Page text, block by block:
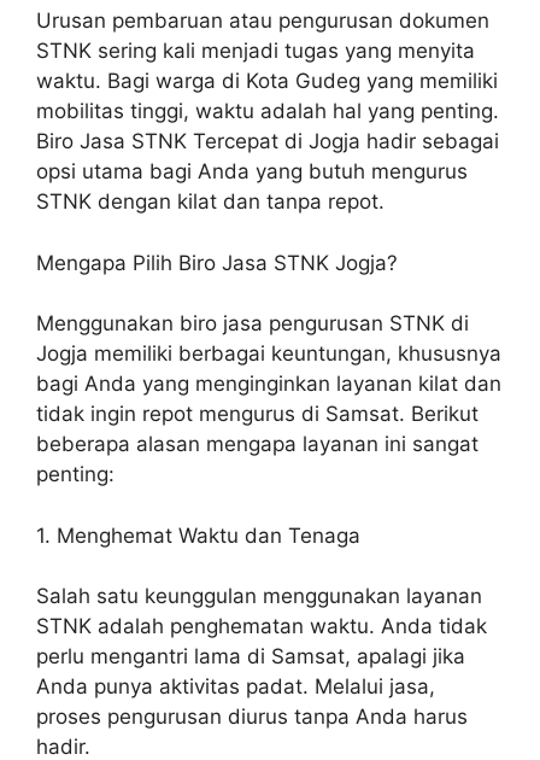
Urusan pembaruan atau pengurusan dokumen
STNK sering kali menjadi tugas yang menyita
waktu. Bagi warga di Kota Gudeg yang memiliki
mobilitas tinggi, waktu adalah hal yang penting.
Biro Jasa STNK Tercepat di Jogja hadir sebagai
opsi utama bagi Anda yang butuh mengurus
STNK dengan kilat dan tanpa repot.
Mengapa Pilih Biro Jasa STNK Jogja?
Menggunakan biro jasa pengurusan STNK di
Jogja memiliki berbagai keuntungan, khususnya
bagi Anda yang menginginkan layanan kilat dan
tidak ingin repot mengurus di Samsat. Berikut
beberapa alasan mengapa layanan ini sangat
penting:
1. Menghemat Waktu dan Tenaga
Salah satu keunggulan menggunakan layanan
STNK adalah penghematan waktu. Anda tidak
perlu mengantri lama di Samsat, apalagi jika
Anda punya aktivitas padat. Melalui jasa,
proses pengurusan diurus tanpa Anda harus
hadir.